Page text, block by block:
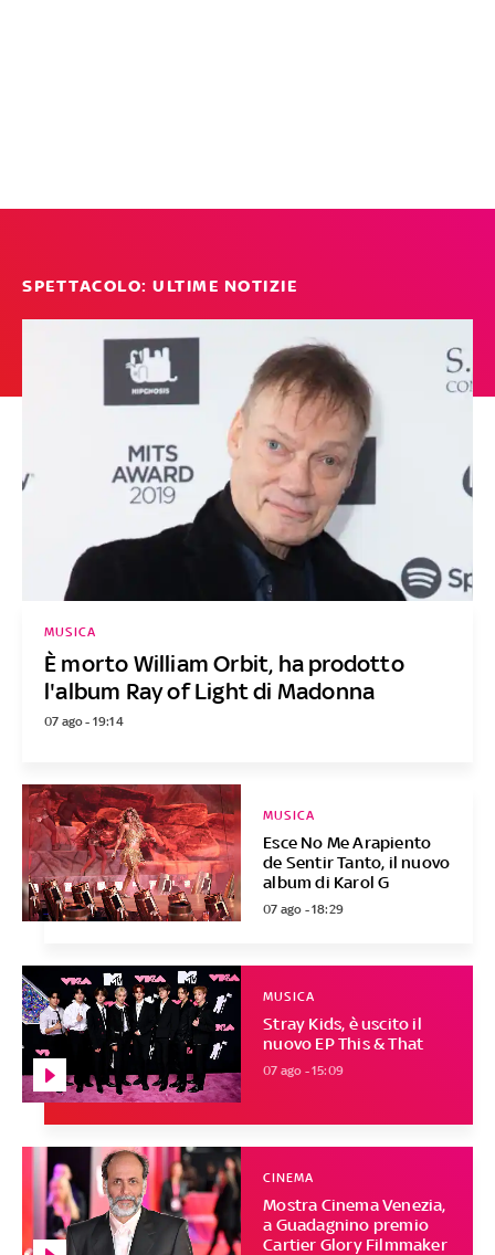
SPETTACOLO: ULTIME NOTIZIE
È morto William Orbit, ha prodotto
l'album Ray of Light di Madonna
MUSICA
07 ago - 19:14
Esce No Me Arapiento
de Sentir Tanto, il nuovo
album di Karol G
MUSICA
07 ago - 18:29
Stray Kids, è uscito il
nuovo EP This & That
MUSICA
07 ago - 15:09
Mostra Cinema Venezia,
a Guadagnino premio
Cartier Glory Filmmaker
CINEMA